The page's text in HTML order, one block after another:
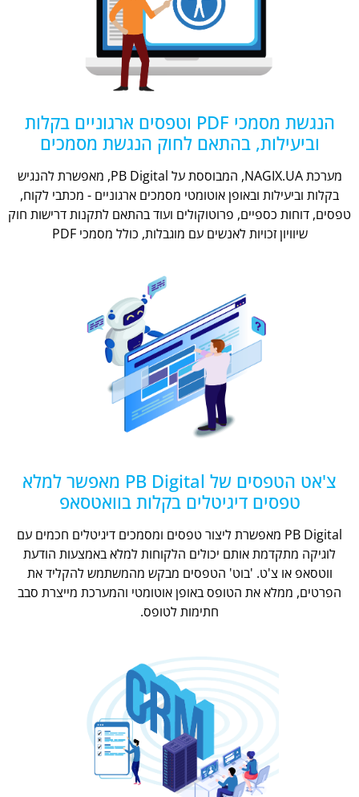
הנגשת מסמכי PDF וטפסים ארגוניים בקלות
וביעילות, בהתאם לחוק הנגשת מסמכים
מערכת NAGIX.UA, המבוססת על PB Digital, מאפשרת להנגיש
בקלות וביעילות ובאופן אוטומטי מסמכים ארגוניים - מכתבי לקוח,
טפסים, דוחות כספיים, פרוטוקולים ועוד בהתאם לתקנות דרישות חוק
שיוויון זכויות לאנשים עם מוגבלות, כולל מסמכי PDF
צ'אט הטפסים של PB Digital מאפשר למלא
טפסים דיגיטלים בקלות בוואטסאפ
PB Digital מאפשרת ליצור טפסים ומסמכים דיגיטלים חכמים עם
לוגיקה מתקדמת אותם יכולים הלקוחות למלא באמצעות הודעת
ווטסאפ או צ'ט. 'בוט' הטפסים מבקש מהמשתמש להקליד את
הפרטים, ממלא את הטופס באופן אוטומטי והמערכת מייצרת סבב
חתימות לטופס.